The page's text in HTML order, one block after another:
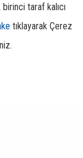
taraf kalıcı
tıklayarak Çerez